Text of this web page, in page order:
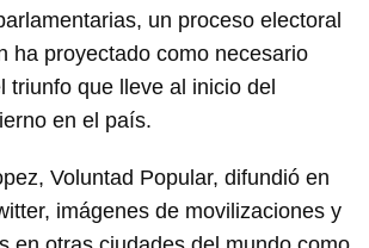
un proceso electoral
ha proyectado como necesario
triunfo que lleve al inicio del
en el país.
Voluntad Popular, difundió en
imágenes de movilizaciones y